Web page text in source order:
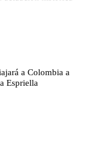
a Colombia a
Espriella